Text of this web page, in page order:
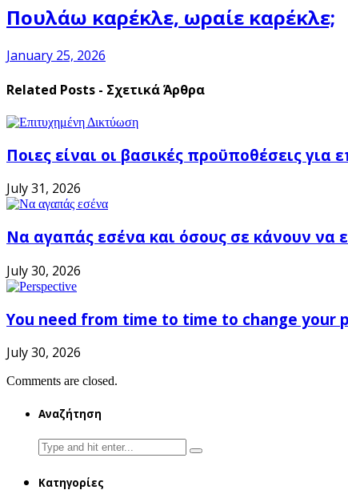
Πουλάω καρέκλε, ωραίε καρέκλε;
January 25, 2026
Related Posts - Σχετικά Άρθρα
Ποιες είναι οι βασικές προϋποθέσεις για
July 31, 2026
Να αγαπάς εσένα και όσους σε κάνουν να
July 30, 2026
You need from time to time to change your
July 30, 2026
Comments are closed.
Αναζήτηση
Search
for:
Κατηγορίες